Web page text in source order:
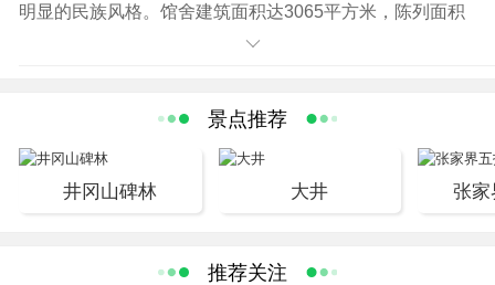
明显的民族风格。馆舍建筑面积达3065平方米，陈列面积
2000余平方米，其中原物860多件，这些文物、图片再现
目前这里的革命遗址均已列为全国重点文物保护单位，
对外开放。
景点推荐
井冈山碑林 大井 张家
推荐关注